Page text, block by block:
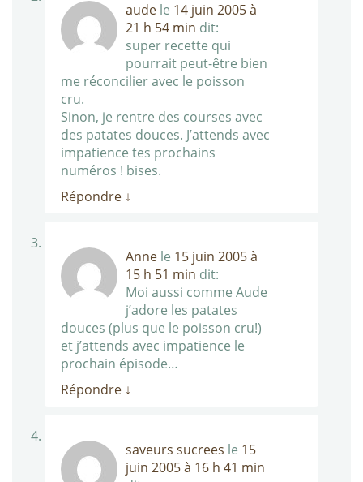
aude le 14 juin 2005 à
21 h 54 min dit:
super recette qui
pourrait peut-être bien
me réconcilier avec le poisson
cru.
Sinon, je rentre des courses avec
des patates douces. J’attends avec
impatience tes prochains
numéros ! bises.
Répondre ↓
Anne le 15 juin 2005 à
15 h 51 min dit:
Moi aussi comme Aude
j’adore les patates
douces (plus que le poisson cru!)
et j’attends avec impatience le
prochain épisode…
Répondre ↓
saveurs sucrees le 15
juin 2005 à 16 h 41 min